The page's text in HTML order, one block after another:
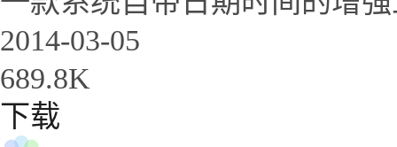
2014-03-05
689.8K
下载